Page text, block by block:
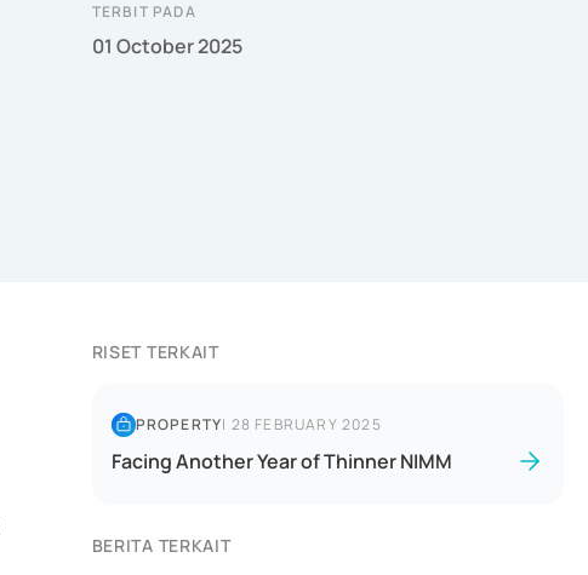
TERBIT PADA
01 October 2025
RISET TERKAIT
PROPERTY| 28 FEBRUARY 2025
Facing Another Year of Thinner NIMM
BERITA TERKAIT